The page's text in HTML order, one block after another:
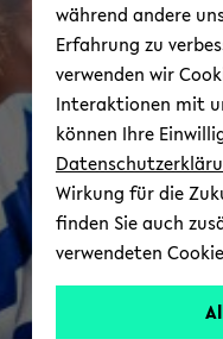
während andere
Erfahrung zu
verwenden wir
Interaktionen mit
können Ihre
Wirkung für die
finden Sie auch
verwendeten